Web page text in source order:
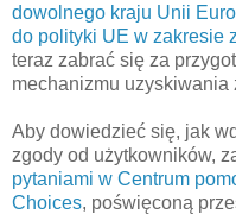
dowolnego kraju Unii
do polityki UE w zakresie
teraz zabrać się za
mechanizmu uzyskiwania
Aby dowiedzieć się, jak
zgody od użytkowników,
pytaniami w Centrum
Choices, poświęconą